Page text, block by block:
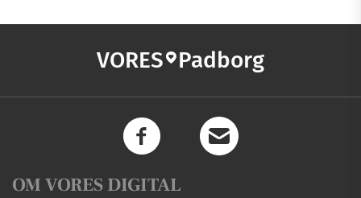
VORES Padborg
OM VORES DIGITAL